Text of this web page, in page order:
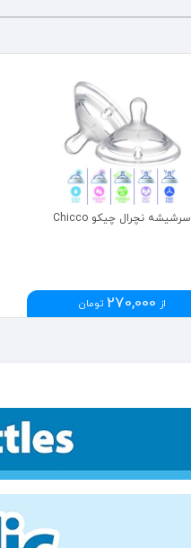
سرشیشه نچرال چیکو Chicco
از 270,000 تومان